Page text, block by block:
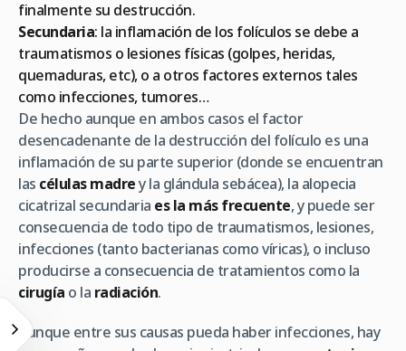
finalmente su destrucción.
Secundaria: la inflamación de los folículos se debe a
traumatismos o lesiones físicas (golpes, heridas,
quemaduras, etc), o a otros factores externos tales
como infecciones, tumores…
De hecho aunque en ambos casos el factor
desencadenante de la destrucción del folículo es una
inflamación de su parte superior (donde se encuentran
las células madrey la glándula sebácea), la alopecia
cicatrizal secundaria es la más frecuente, y puede ser
consecuencia de todo tipo de traumatismos, lesiones,
infecciones (tanto bacterianas como víricas), o incluso
producirse a consecuencia de tratamientos como la
cirugía o la radiación.
Aunque entre sus causas pueda haber infecciones, hay